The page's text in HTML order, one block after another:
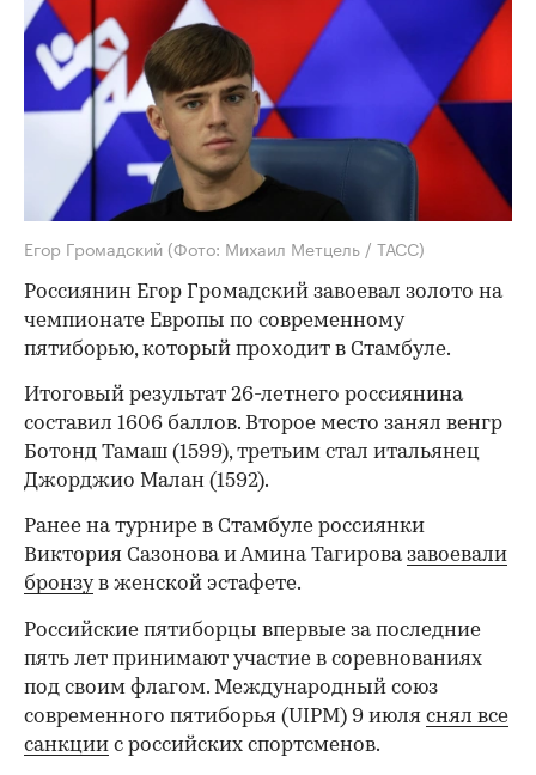
Егор Громадский (Фото: Михаил Метцель / ТАСС)
Россиянин Егор Громадский завоевал золото на
чемпионате Европы по современному
пятиборью, который проходит в Стамбуле.
Итоговый результат 26-летнего россиянина
составил 1606 баллов. Второе место занял венгр
Ботонд Тамаш (1599), третьим стал итальянец
Джорджио Малан (1592).
Ранее на турнире в Стамбуле россиянки
Виктория Сазонова и Амина Тагировазавоевали
бронзув женской эстафете.
Российские пятиборцы впервые за последние
пять лет принимают участие в соревнованиях
под своим флагом. Международный союз
современного пятиборья (UIPM) 9 июля снял все
санкции с российских спортсменов.